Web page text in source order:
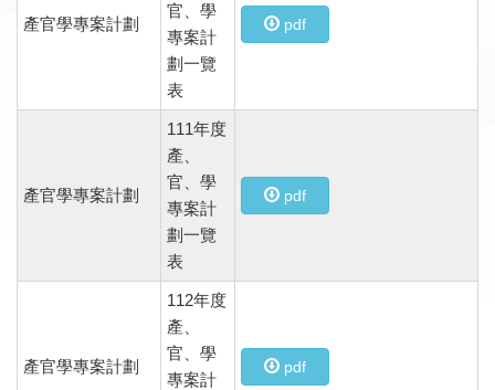
產官學專案計劃
官、學
專案計
劃一覽
表
pdf
產官學專案計劃
111年度
產、
官、學
專案計
劃一覽
表
pdf
產官學專案計劃
112年度
產、
官、學
專案計
pdf